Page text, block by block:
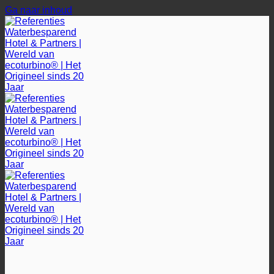
Ga naar inhoud